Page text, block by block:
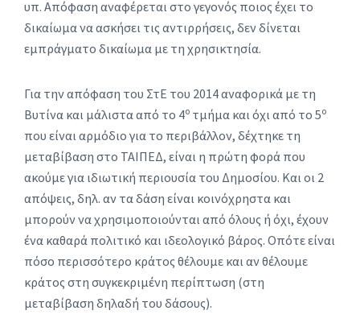
υπ. Απόφαση αναφέρεται στο γεγονός ποιος έχει το
δικαίωμα να ασκήσει τις αντιρρήσεις, δεν δίνεται
εμπράγματο δικαίωμα με τη χρησικτησία.
Για την απόφαση του ΣτΕ του 2014 αναφορικά με τη
Βυτίνα και μάλιστα από το 4ο τμήμα και όχι από το 5ο
που είναι αρμόδιο για το περιβάλλον, δέχτηκε τη
μεταβίβαση στο ΤΑΙΠΕΔ, είναι η πρώτη φορά που
ακούμε για ιδιωτική περιουσία του Δημοσίου. Και οι 2
απόψεις, δηλ. αν τα δάση είναι κοινόχρηστα και
μπορούν να χρησιμοποιούνται από όλους ή όχι, έχουν
ένα καθαρά πολιτικό και ιδεολογικό βάρος. Οπότε είναι
πόσο περισσότερο κράτος θέλουμε και αν θέλουμε
κράτος στη συγκεκριμένη περίπτωση (στη
μεταβίβαση δηλαδή του δάσους).